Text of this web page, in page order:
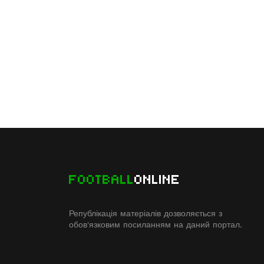
FOOTBALLONLINE
Републікація матеріалів дозволяється з
обов'язковим посиланням на даний портал.